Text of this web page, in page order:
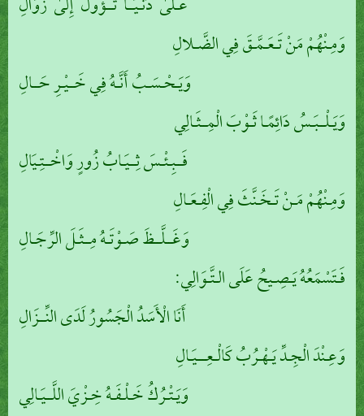
وَمِـنْهُمْ مَنْ تَـعَـمَّـقَ فِي الضَّـلالِ
وَيَـحْـسَـبُ أَنَّـهُ فِي خَــيْـرِ حَــالِ
وَيَـلْــبَـسُ دَائِمًـا ثَـوْبَ الْمِــثَـالِي
فَــبِـئْـسَ ثِــيَـابُ زُورٍ وَاخْــتِـيَالِ
وَمِـنْهُمْ مَـنْ تَـخَـنَّثَ فِي الْفِـعَـالِ
وَغَــلَّــظَ صَـوْتَـهُ مِــثَـلَ الرِّجَـالِ
فَـتَسْمَعُهُ يَـصِـيحُ عَلَى الـتَّـوَالِي:
أَنَا الْأَسَدُ الْجَسُورُ لَدَى النِّــزَالِ
وَعِـنْدَ الْجِـدِّ يَـهْـرُبُ كَالْـعِـــيَـالِ
وَيَـتْـرُكُ خَـلْـفَـهُ خِـزْيَ اللَّــيَـالِي